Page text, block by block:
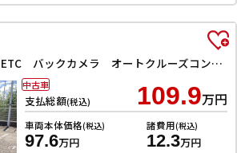
XD プロアクティブ ETC バックカメラ オートクルーズコントロール レーンアシスト 衝突被害軽減システム ナビ オートライト LEDヘッドランプ アルミホイール スマートキー アイドリングストップ 電動格納ミラー AT
支払総額(税込) 109.9万円
車両本体価格(税込)
97.6万円
諸費用(税込)
12.3万円
中古車